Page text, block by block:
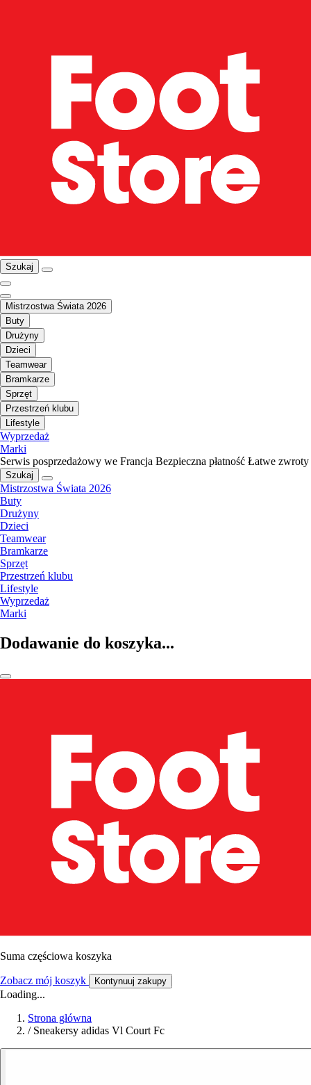
Szukaj
Mistrzostwa Świata 2026
Buty
Drużyny
Dzieci
Teamwear
Bramkarze
Sprzęt
Przestrzeń klubu
Lifestyle
Wyprzedaż
Marki
Serwis posprzedażowy we Francja Bezpieczna płatność Łatwe zwroty
Szukaj
Mistrzostwa Świata 2026
Buty
Drużyny
Dzieci
Teamwear
Bramkarze
Sprzęt
Przestrzeń klubu
Lifestyle
Wyprzedaż
Marki
Dodawanie do koszyka...
Suma częściowa koszyka
Zobacz mój koszyk Kontynuuj zakupy
Loading...
Strona główna
/ Sneakersy adidas Vl Court Fc